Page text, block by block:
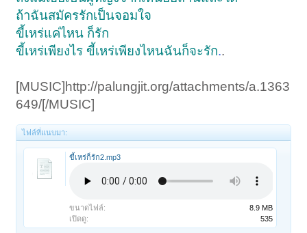
ถ้าฉันสมัครรักเป็นจอมใจ
ขี้เหร่แค่ไหน ก็รัก
ขี้เหร่เพียงไร ขี้เหร่เพียงไหนฉันก็จะรัก..
[MUSIC]http://palungjit.org/attachments/a.1363
649/[/MUSIC]
ไฟล์ที่แนบมา:
ขี้เหร่ก็รัก2.mp3
ขนาดไฟล์:
8.9 MB
เปิดดู:
535